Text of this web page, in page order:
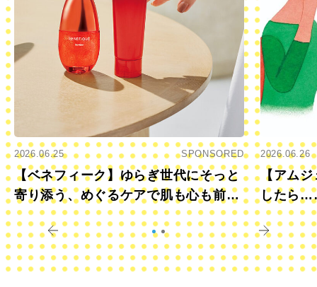
2026.06.25 SPONSORED
【ベネフィーク】ゆらぎ世代にそっと
寄り添う、めぐるケアで肌も心も前向
きに
2026.06.26
【アムジ
したら
すか？